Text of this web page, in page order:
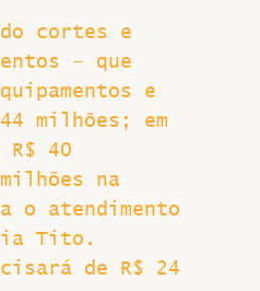
cortes e
– que
e
milhões; em
R$ 40
na
o atendimento
Tito.
de R$ 24